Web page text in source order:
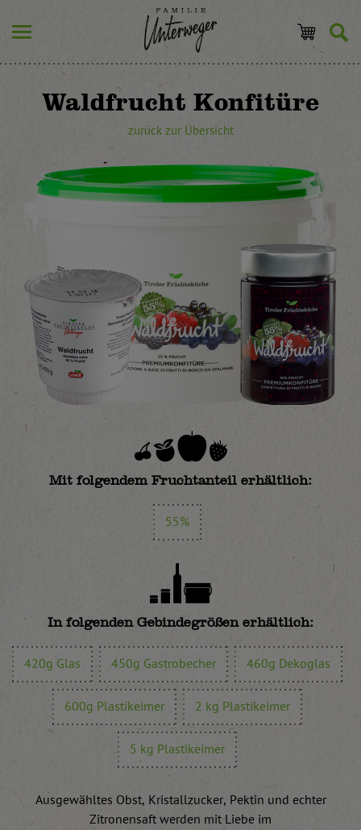
Waldfrucht Konfitüre
zurück zur Übersicht
Mit folgendem Fruchtanteil erhältlich:
55%
In folgenden Gebindegrößen erhältlich:
420g Glas 450g Gastrobecher 460g Dekoglas
600g Plastikeimer 2 kg Plastikeimer
5 kg Plastikeimer
Ausgewähltes Obst, Kristallzucker, Pektin und echter
Zitronensaft werden mit Liebe im